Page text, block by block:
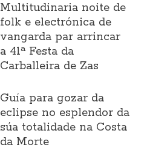
Multitudinaria noite de
folk e electrónica de
vangarda par arrincar
a 41ª Festa da
Carballeira de Zas
Guía para gozar da
eclipse no esplendor da
súa totalidade na Costa
da Morte